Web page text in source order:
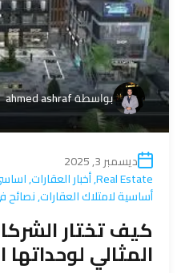
بواسطةahmed ashraf
ديسمبر 3, 2025
Real Estate
,أخبار العقارات,
أساسية لامتلاك العقارات,نصائح
كيف تختار
المثالي لوحداتها